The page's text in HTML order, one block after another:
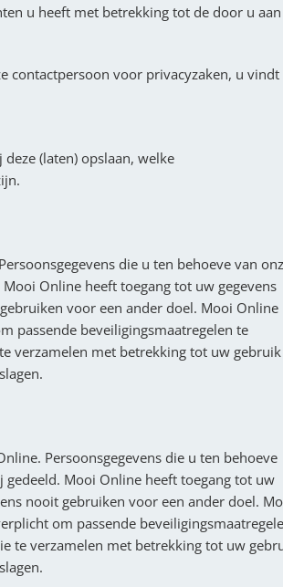
u heeft met betrekking tot de door u aan
contactpersoon voor privacyzaken, u vindt
(laten) opslaan, welke
die u ten behoeve van
Online heeft toegang tot uw gegevens
voor een ander doel. Mooi Online
passende beveiligingsmaatregelen te
verzamelen met betrekking tot uw gebruik
Persoonsgegevens die u ten behoeve
Mooi Online heeft toegang tot uw
nooit gebruiken voor een ander doel.
om passende
te verzamelen met betrekking tot uw